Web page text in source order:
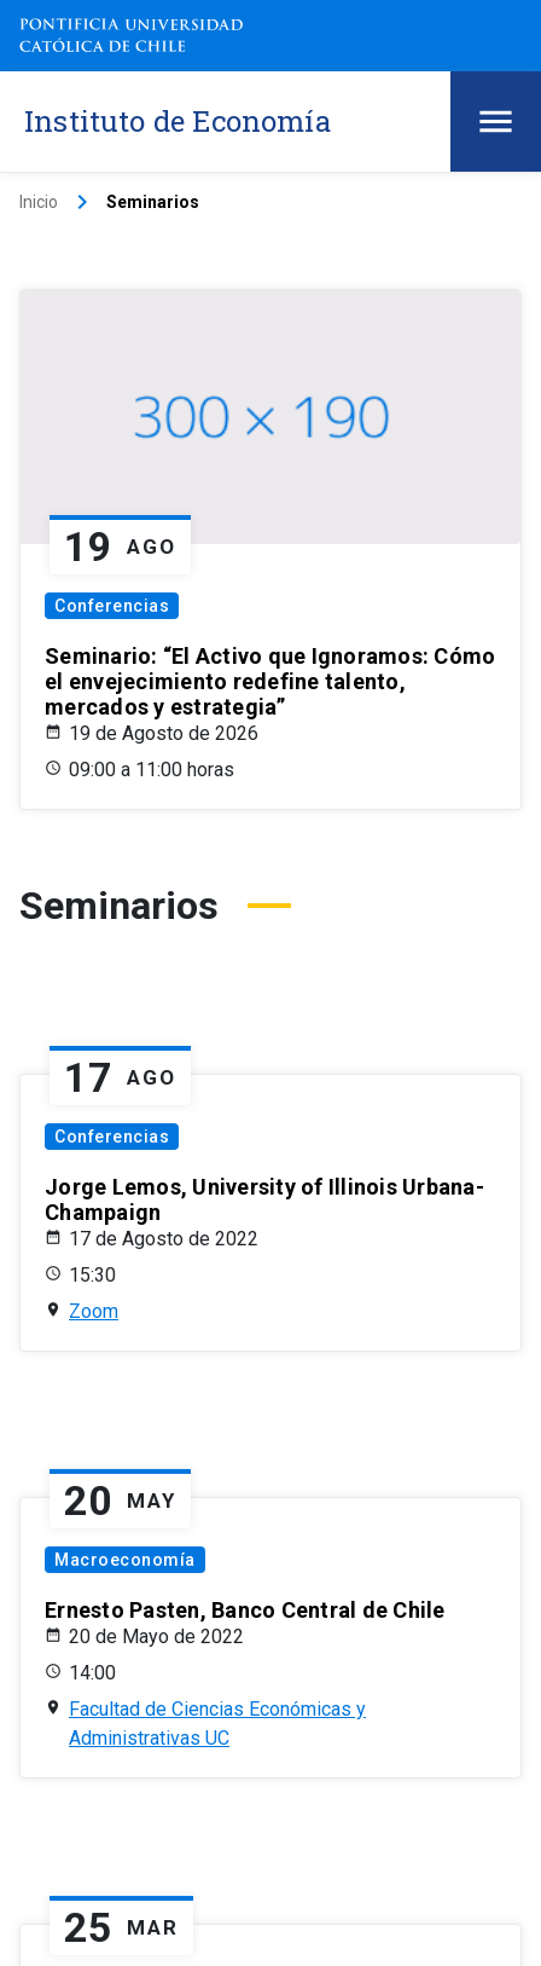
Instituto de Economía
Inicio keyboard_arrow_right Seminarios
19 AGO
Conferencias
Seminario: “El Activo que Ignoramos: Cómo
el envejecimiento redefine talento,
mercados y estrategia”
19 de Agosto de 2026
09:00 a 11:00 horas
Seminarios
17 AGO
Conferencias
Jorge Lemos, University of Illinois Urbana-
Champaign
17 de Agosto de 2022
15:30
Zoom
20 MAY
Macroeconomía
Ernesto Pasten, Banco Central de Chile
20 de Mayo de 2022
14:00
Facultad de Ciencias Económicas y
Administrativas UC
25 MAR